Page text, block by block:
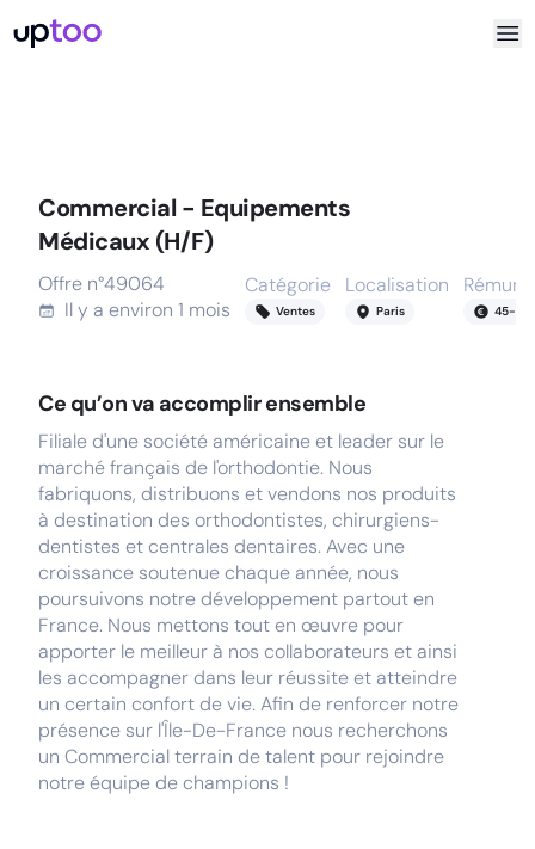
Commercial - Equipements
Médicaux (H/F)
Offre n°49064
Il y a environ 1 mois
Catégorie
Ventes
Localisation
Paris 45-
Ce qu’on va accomplir ensemble
Filiale d'une société américaine et leader sur le
marché français de l'orthodontie. Nous
fabriquons, distribuons et vendons nos produits
à destination des orthodontistes, chirurgiens-
dentistes et centrales dentaires. Avec une
croissance soutenue chaque année, nous
poursuivons notre développement partout en
France. Nous mettons tout en œuvre pour
apporter le meilleur à nos collaborateurs et ainsi
les accompagner dans leur réussite et atteindre
un certain confort de vie. Afin de renforcer notre
présence sur l'Île-De-France nous recherchons
un Commercial terrain de talent pour rejoindre
notre équipe de champions !